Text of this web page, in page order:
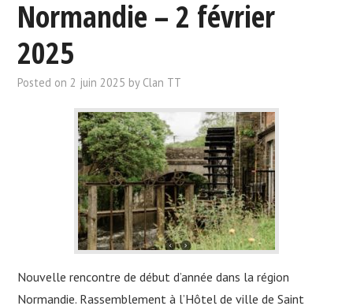
Normandie – 2 février
2025
Posted on2 juin 2025 by Clan TT
Nouvelle rencontre de début d’année dans la région
Normandie. Rassemblement à l’Hôtel de ville de Saint